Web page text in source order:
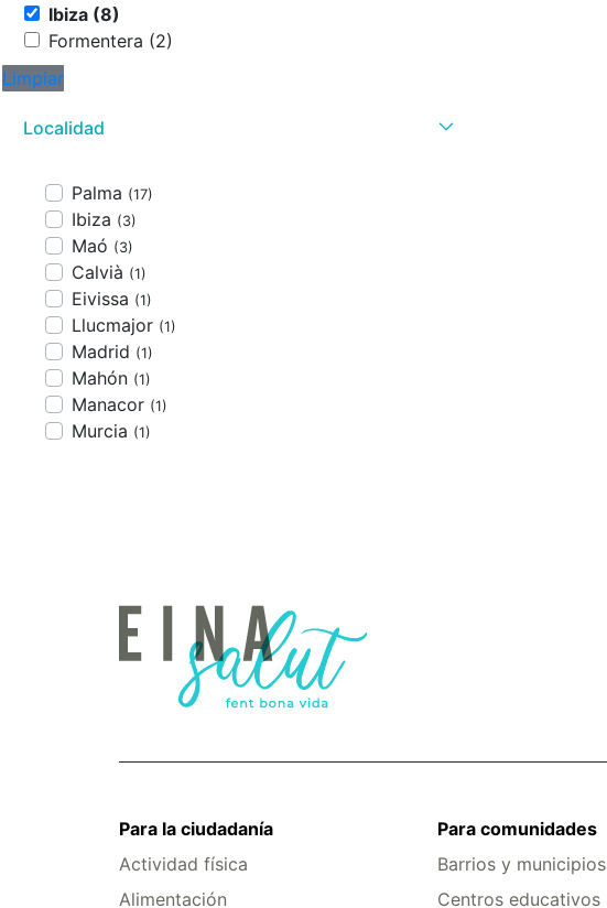
Ibiza (8)
Formentera (2)
Limpiar
Localidad
Palma (17)
Ibiza (3)
Maó (3)
Calvià (1)
Eivissa (1)
Llucmajor (1)
Madrid (1)
Mahón (1)
Manacor (1)
Murcia (1)
Para la ciudadanía
Actividad física
Alimentación
Para comunidades
Barrios y municipios
Centros educativos